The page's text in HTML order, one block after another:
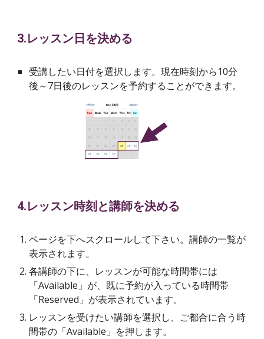
3.レッスン日を決める
受講したい日付を選択します。現在時刻から10分
後～7日後のレッスンを予約することができます。
4.レッスン時刻と講師を決める
ページを下へスクロールして下さい。講師の一覧が
表示されます。
各講師の下に、レッスンが可能な時間帯には
「Available」が、既に予約が入っている時間帯
「Reserved」が表示されています。
レッスンを受けたい講師を選択し、ご都合に合う時
間帯の「Available」を押します。